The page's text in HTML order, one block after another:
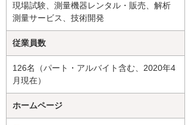
現場試験、測量機器レンタル・販売、解析
測量サービス、技術開発
従業員数
126名（パート・アルバイト含む、2020年4
月現在）
ホームページ